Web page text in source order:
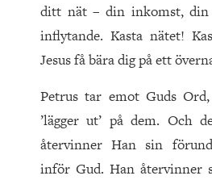
ditt nät – din inkomst,
inflytande. Kasta nätet!
Jesus få bära dig på ett
Petrus tar emot Guds
’lägger ut’ på dem. Och
återvinner Han sin
inför Gud. Han återvinner